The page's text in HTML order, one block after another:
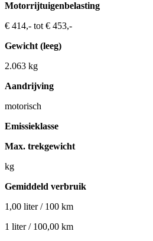
Motorrijtuigenbelasting
€ 414,- tot € 453,-
Gewicht (leeg)
2.063 kg
Aandrijving
motorisch
Emissieklasse
Max. trekgewicht
kg
Gemiddeld verbruik
1,00 liter / 100 km
1 liter / 100,00 km